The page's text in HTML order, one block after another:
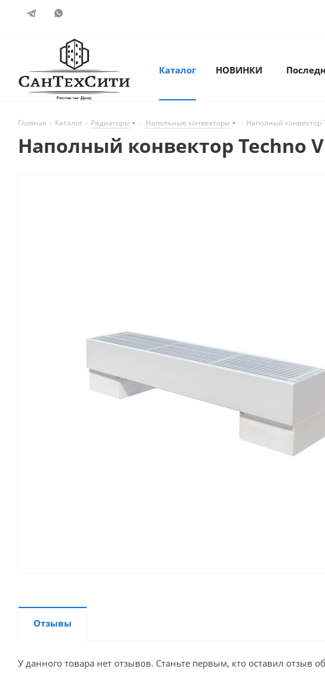
Каталог НОВИНКИ
Главная - Каталог - Радиаторы - Напольные конвекторы - Наполный конвектор
Наполный конвектор Techno
Отзывы
У данного товара нет отзывов. Станьте первым, кто оставил отзыв